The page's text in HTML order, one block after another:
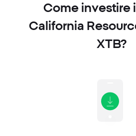
Come investire
California
XTB?